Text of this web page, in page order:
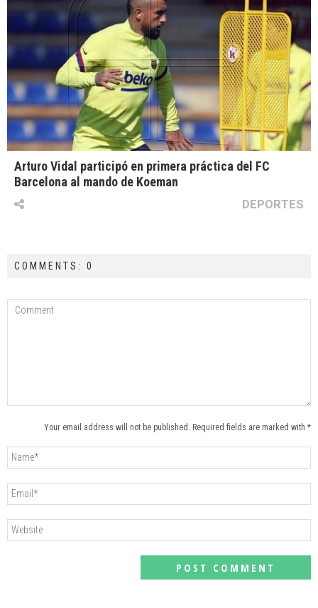
Arturo Vidal participó en primera práctica del FC
Barcelona al mando de Koeman
DEPORTES
COMMENTS: 0
Your email address will not be published. Required fields are marked with *